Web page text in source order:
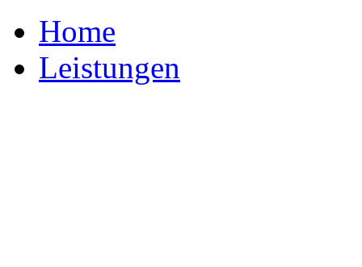
Home
Leistungen